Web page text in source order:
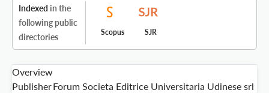
Indexed in the
following public
directories
Scopus SJR
Overview
PublisherForum Societa Editrice Universitaria Udinese srl